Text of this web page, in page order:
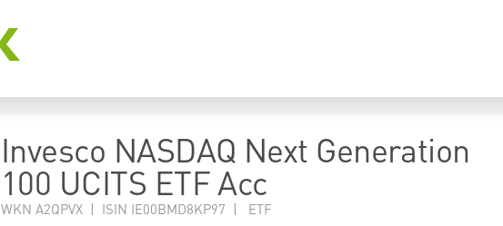
Invesco NASDAQ Next Generation
100 UCITS ETF Acc
WKN A2QPVX | ISIN IE00BMD8KP97 | ETF